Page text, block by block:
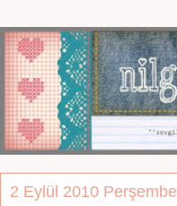
2 Eylül 2010 Perşembe